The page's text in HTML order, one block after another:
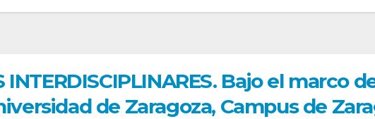
INTERDISCIPLINARES. Bajo el
de Zaragoza, Campus de